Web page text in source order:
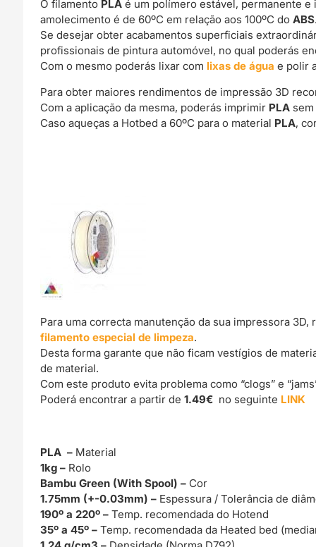
O filamento PLA é um polímero estável, permanente
amolecimento é de 60ºC em relação aos 100ºC doABS
Se desejar obter acabamentos superficiais
profissionais de pintura automóvel, no qual poderás
Com o mesmo poderás lixar com lixas de água e polir
Para obter maiores rendimentos de impressão 3D
Com a aplicação da mesma, poderás imprimir PLA
Caso aqueças a Hotbed a 60ºC para o material PLA,
Para uma correcta manutenção da sua impressora
filamento especial de limpeza.
Desta forma garante que não ficam vestígios de
de material.
Com este produto evita problema como “clogs” e
Poderá encontrar a partir de1.49€ no seguinte LINK
PLA – Material
1kg – Rolo
Bambu Green (With Spool) –Cor
1.75mm (+-0.03mm) – Espessura / Tolerância de
190º a 220º –Temp. recomendada do Hotend
35º a 45º –Temp. recomendada da Heated bed